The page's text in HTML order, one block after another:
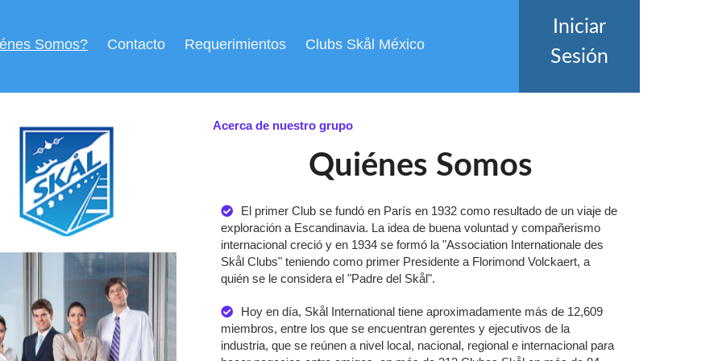
Somos? Contacto Requerimientos Clubs Skål México
Iniciar
Sesión
Acerca de nuestro grupo
Quiénes Somos
El primer Club se fundó en París en 1932 como resultado de un viaje de
exploración a Escandinavia. La idea de buena voluntad y compañerismo
internacional creció y en 1934 se formó la "Association Internationale des
Skål Clubs" teniendo como primer Presidente a Florimond Volckaert, a
quién se le considera el "Padre del Skål".
Hoy en día, Skål International tiene aproximadamente más de 12,609
miembros, entre los que se encuentran gerentes y ejecutivos de la
industria, que se reúnen a nivel local, nacional, regional e internacional para